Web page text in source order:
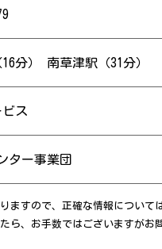
分） 南草津駅（31分）
ス
ター事業団
すので、正確な情報について
ら、お手数ではございますがお